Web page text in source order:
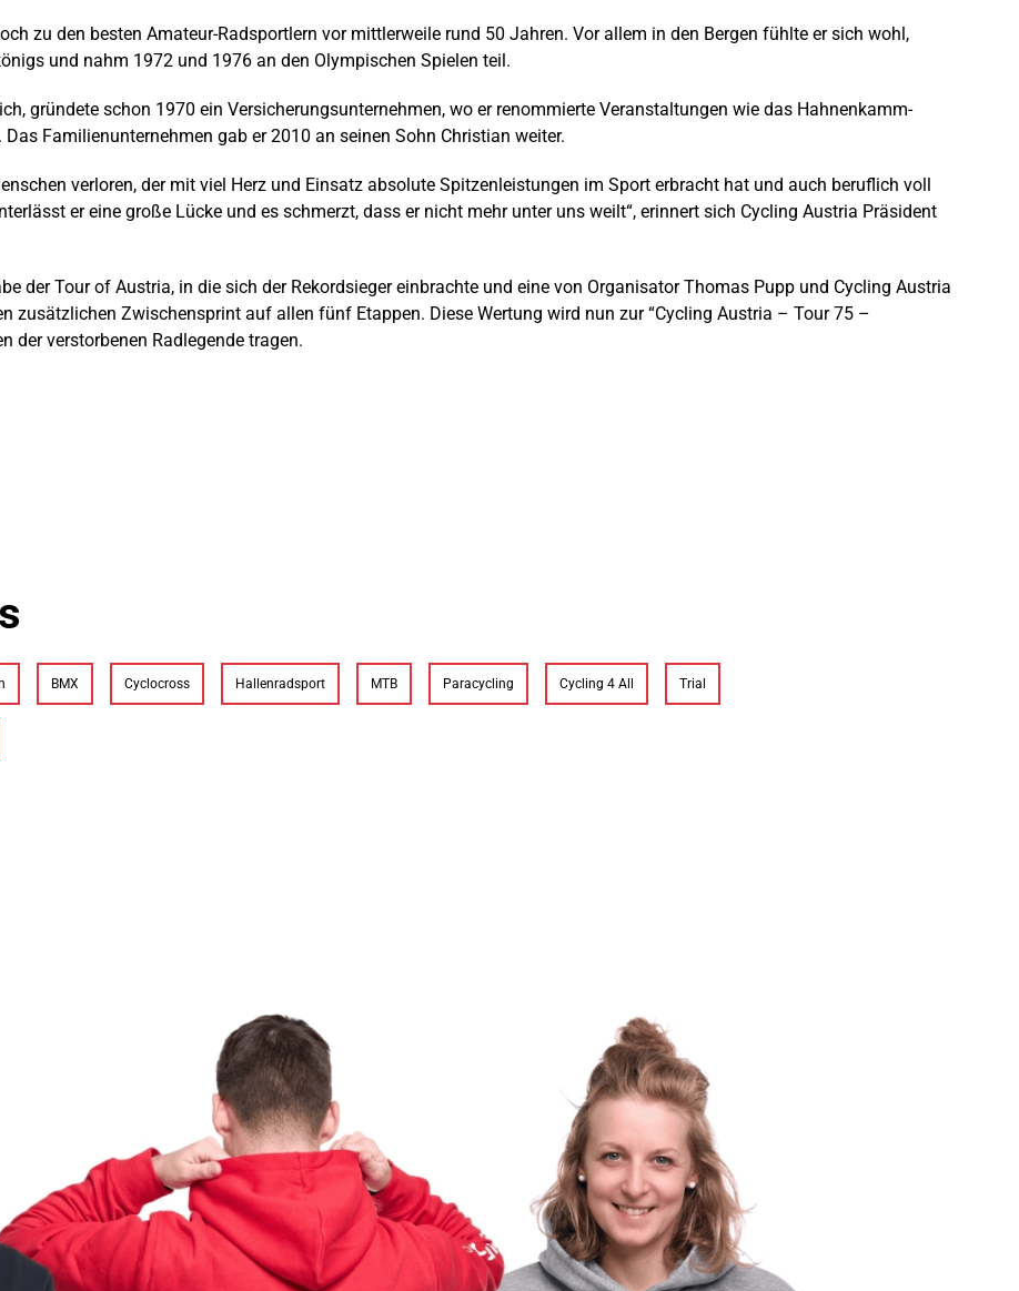
zu den besten Amateur-Radsportlern vor mittlerweile rund 50 Jahren. Vor allem in den Bergen fühlte er sich wohl,
und nahm 1972 und 1976 an den Olympischen Spielen teil.
gründete schon 1970 ein Versicherungsunternehmen, wo er renommierte Veranstaltungen wie das Hahnenkamm-
Familienunternehmen gab er 2010 an seinen Sohn Christian weiter.
verloren, der mit viel Herz und Einsatz absolute Spitzenleistungen im Sport erbracht hat und auch beruflich voll
er eine große Lücke und es schmerzt, dass er nicht mehr unter uns weilt“, erinnert sich Cycling Austria Präsident
der Tour of Austria, in die sich der Rekordsieger einbrachte und eine von Organisator Thomas Pupp und Cycling Austria
zusätzlichen Zwischensprint auf allen fünf Etappen. Diese Wertung wird nun zur “Cycling Austria – Tour 75 –
der verstorbenen Radlegende tragen.
BMX Cyclocross Hallenradsport MTB Paracycling Cycling 4 All Trial